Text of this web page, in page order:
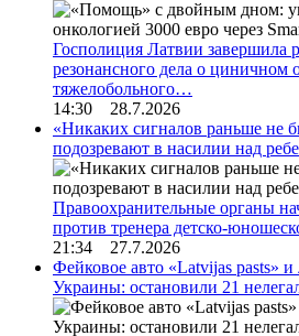
Госполиция Латвии завершила
резонансного дела о циничном
тяжелобольного…
14:30 28.7.2026
«Никаких сигналов раньше не
подозревают в насилии над
Правоохранительные органы
против тренера детско-
21:34 27.7.2026
Фейковое авто «Latvijas pasts»
Украины: остановили 21